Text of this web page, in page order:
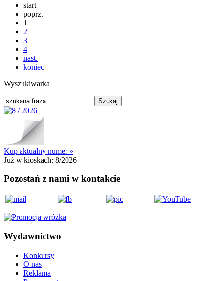
start
poprz.
1
2
3
4
nast.
koniec
Wyszukiwarka
Kup aktualny numer »
Już w kioskach: 8/2026
Pozostań z nami w kontakcie
Wydawnictwo
Konkursy
O nas
Reklama